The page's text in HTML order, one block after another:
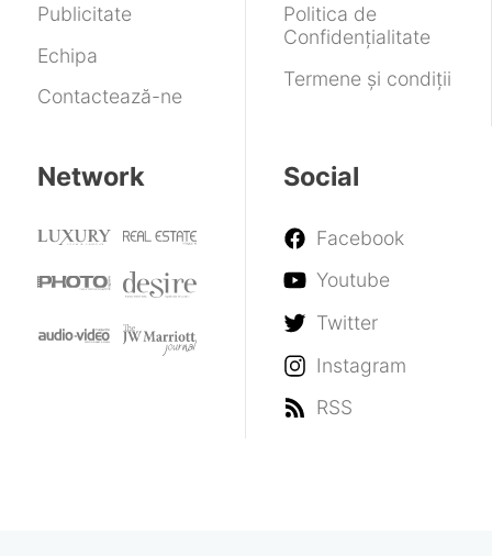
Publicitate
Echipa
Contactează-ne
Politica de
Confidențialitate
Termene și condiții
Network Social
Facebook
Youtube
Twitter
Instagram
RSS